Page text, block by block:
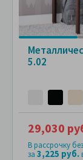
5.02
29,030
В рассрочку
за 3,225 руб.